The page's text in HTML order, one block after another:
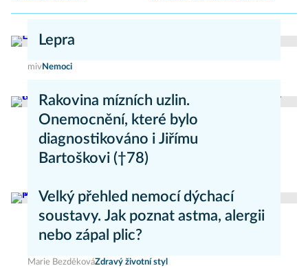
Lepra
mivNemoci
Rakovina mízních uzlin.
Onemocnění, které bylo
diagnostikováno i Jiřímu
Bartoškovi (†78)
Velký přehled nemocí dýchací
soustavy. Jak poznat astma, alergii
nebo zápal plic?
Marie BezděkováZdravý životní styl